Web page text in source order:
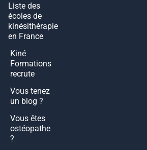
Liste des
écoles de
kinésithérapie
en France
Kiné
Formations
recrute
Vous tenez
un blog ?
Vous êtes
ostéopathe
?